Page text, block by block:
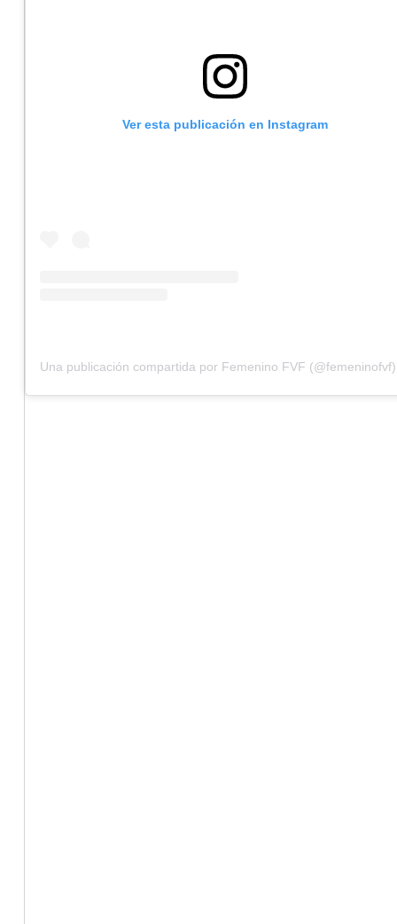
Ver esta publicación en Instagram
Una publicación compartida por Femenino FVF (@femeninofvf)